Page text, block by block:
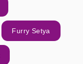
Furry Setya